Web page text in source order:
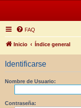
FAQ
Inicio Índice general
Identificarse
Nombre de Usuario:
Contraseña: